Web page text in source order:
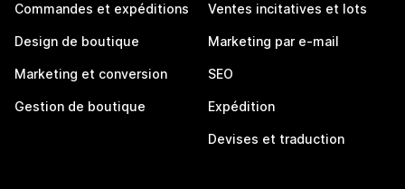
Commandes et expéditions
Design de boutique
Marketing et conversion
Gestion de boutique
Ventes incitatives et lots
Marketing par e-mail
SEO
Expédition
Devises et traduction